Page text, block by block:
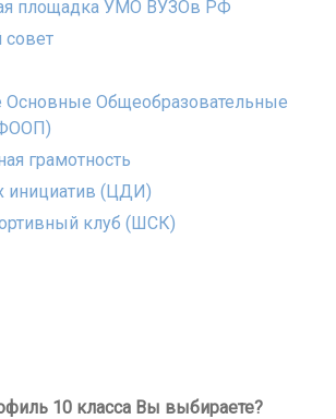
площадка УМО ВУЗОв РФ
Общеобразовательные
грамотность
инициатив (ЦДИ)
клуб (ШСК)
10 класса Вы выбираете?